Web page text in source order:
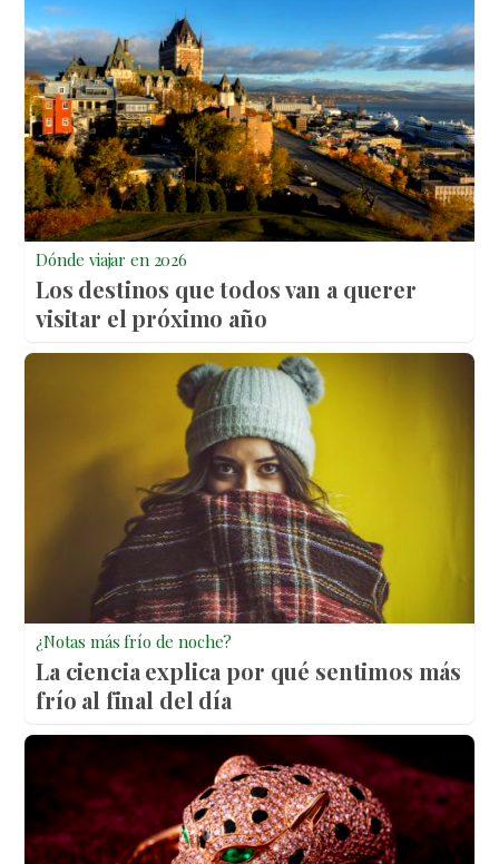
Dónde viajar en 2026
Los destinos que todos van a querer
visitar el próximo año
¿Notas más frío de noche?
La ciencia explica por qué sentimos más
frío al final del día